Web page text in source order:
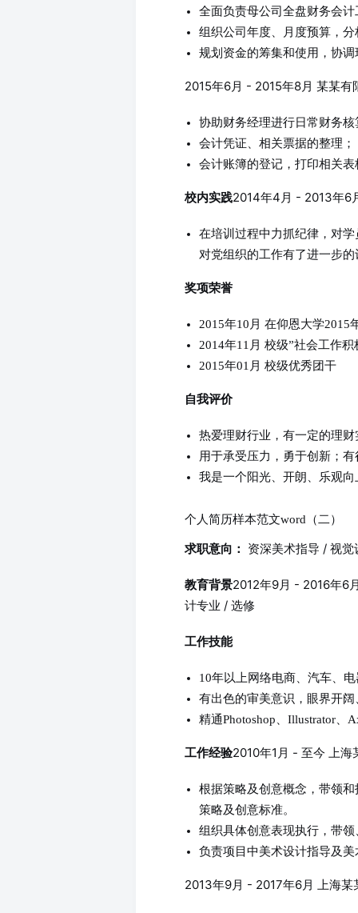
全面负责母公司全盘财务会
组织公司年度、月度预算，
规划资金的筹集和使用，协
2015年6月 - 2015年8月 某某有
协助财务经理进行日常财务
会计凭证、相关票据的整理；
会计账簿的登记，打印相关
校内实践2014年4月 - 2013年6
在培训过程中力抓纪律，对
对党组织的工作有了进一步的
奖项荣誉
2015年10月 在仰恩大学2015
2014年11月 校级”社会工作积
2015年01月 校级优秀团干
自我评价
热爱理财行业，有一定的理
用于承受压力，勇于创新；
我是一个阳光、开朗、乐观
个人简历样本范文word（二）
求职意向： 资深美术指导 / 视觉
教育背景2012年9月 - 2016年6
计专业 / 选修
工作技能
10年以上网络电商、汽车、
有出色的审美意识，眼界开
精通Photoshop、Illustrator、
工作经验2010年1月 - 至今 上海
根据策略及创意概念，带领
策略及创意标准。
组织具体创意表现执行，带
负责项目中美术设计指导及
2013年9月 - 2017年6月 上海某